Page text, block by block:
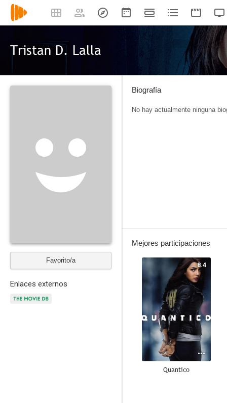
Tristan D. Lalla
Favorito/a
Enlaces externos
Biografía
No hay actualmente ninguna
Mejores participaciones
8.4
Quantico